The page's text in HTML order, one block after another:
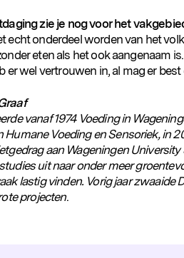
zie je nog voor het
echt onderdeel worden van het
eten als het ook aangenaam
er wel vertrouwen in, al mag er best
vanaf 1974 Voeding in
Humane Voeding en Sensoriek, in
aan Wageningen
uit naar onder meer
lastig vinden. Vorig jaar zwaaide
projecten.